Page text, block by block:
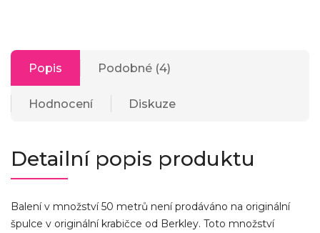
Popis Podobné (4)
Hodnocení Diskuze
Detailní popis produktu
Balení v množství 50 metrů není prodáváno na originální
špulce v originální krabičce od Berkley. Toto množství